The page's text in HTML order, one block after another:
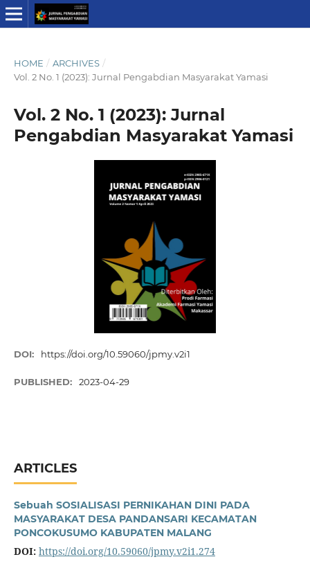
HOME / ARCHIVES /
Vol. 2 No. 1 (2023): Jurnal Pengabdian Masyarakat Yamasi
Vol. 2 No. 1 (2023): Jurnal
Pengabdian Masyarakat Yamasi
DOI: https://doi.org/10.59060/jpmy.v2i1
PUBLISHED: 2023-04-29
ARTICLES
Sebuah SOSIALISASI PERNIKAHAN DINI PADA
MASYARAKAT DESA PANDANSARI KECAMATAN
PONCOKUSUMO KABUPATEN MALANG
DOI: https://doi.org/10.59060/jpmy.v2i1.274